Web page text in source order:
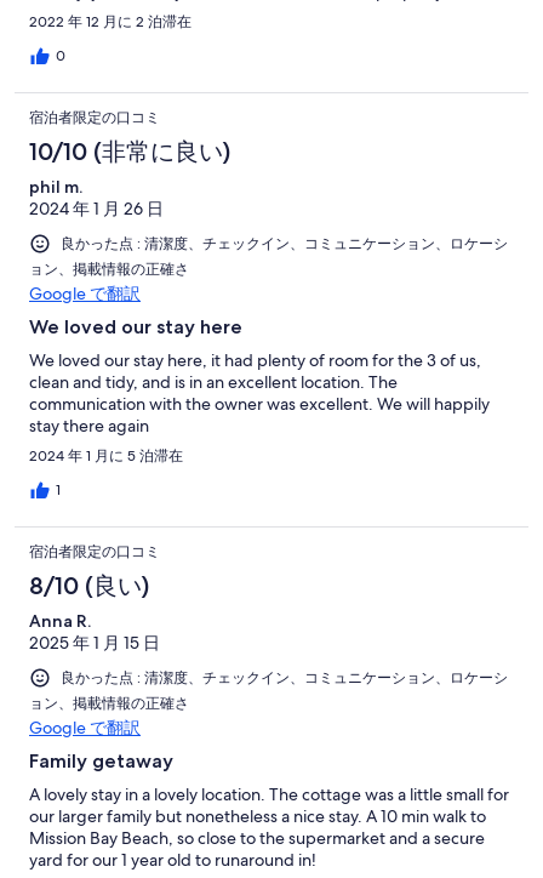
2022 年 12 月に 2 泊滞在
0
宿泊者限定の口コミ
10/10 (非常に良い)
phil m.
2024 年 1 月 26 日
良かった点 : 清潔度、チェックイン、コミュニケーション、ロケーシ
ョン、掲載情報の正確さ
Google で翻訳
We loved our stay here
We loved our stay here, it had plenty of room for the 3 of us,
clean and tidy, and is in an excellent location. The
communication with the owner was excellent. We will happily
stay there again
2024 年 1 月に 5 泊滞在
1
宿泊者限定の口コミ
8/10 (良い)
Anna R.
2025 年 1 月 15 日
良かった点 : 清潔度、チェックイン、コミュニケーション、ロケーシ
ョン、掲載情報の正確さ
Google で翻訳
Family getaway
A lovely stay in a lovely location. The cottage was a little small for
our larger family but nonetheless a nice stay. A 10 min walk to
Mission Bay Beach, so close to the supermarket and a secure
yard for our 1 year old to runaround in!